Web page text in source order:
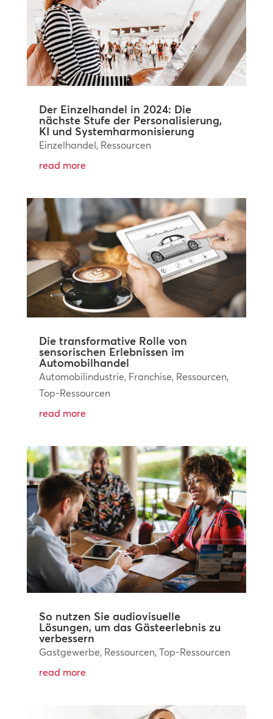
Der Einzelhandel in 2024: Die
nächste Stufe der Personalisierung,
KI und Systemharmonisierung
Einzelhandel, Ressourcen
read more
Die transformative Rolle von
sensorischen Erlebnissen im
Automobilhandel
Automobilindustrie, Franchise, Ressourcen,
Top-Ressourcen
read more
So nutzen Sie audiovisuelle
Lösungen, um das Gästeerlebnis zu
verbessern
Gastgewerbe, Ressourcen, Top-Ressourcen
read more